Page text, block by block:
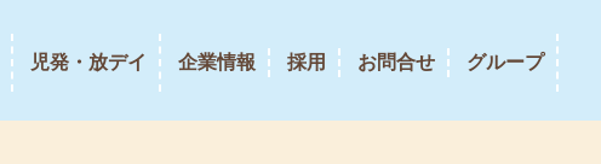
児発・放デイ 企業情報 採用 お問合せ グループ